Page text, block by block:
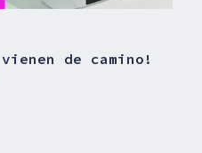
vienen de camino!